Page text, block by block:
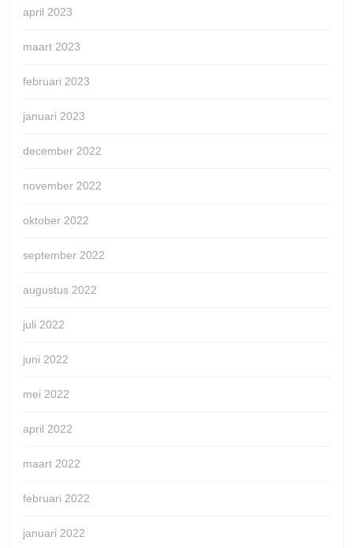
april 2023
maart 2023
februari 2023
januari 2023
december 2022
november 2022
oktober 2022
september 2022
augustus 2022
juli 2022
juni 2022
mei 2022
april 2022
maart 2022
februari 2022
januari 2022